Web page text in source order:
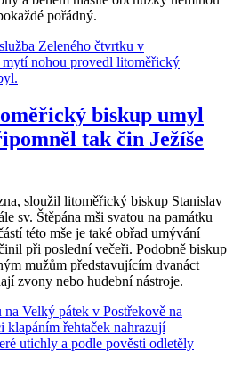
pořádný.
biskup umyl
tak čin Ježíše
sloužil litoměřický biskup Stanislav
sv. Štěpána mši svatou na památku
této mše je také obřad umývání
při poslední večeři. Podobně biskup
mužům představujícím dvanáct
zvony nebo hudební nástroje.